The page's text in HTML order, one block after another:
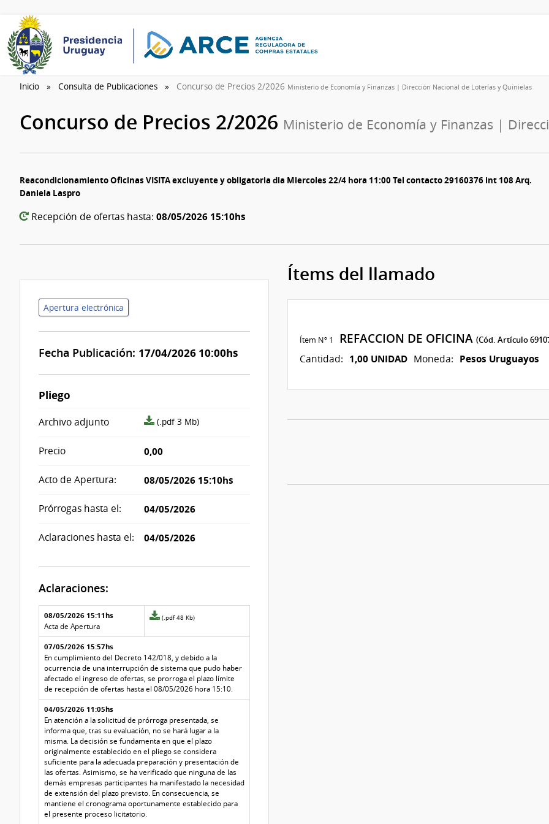
Inicio Consulta de Publicaciones Concurso de Precios 2/2026 Ministerio de Economía y Finanzas | Dirección Nacional de Loterías y Quinielas
Concurso de Precios 2/2026 Ministerio de Economía y Finanzas |
Reacondicionamiento Oficinas VISITA excluyente y obligatoria dia Miercoles 22/4 hora 11:00 Tel contacto 29160376 int 108 Arq.
Daniela Laspro
Recepción de ofertas hasta: 08/05/2026 15:10hs
Apertura electrónica
Fecha Publicación: 17/04/2026 10:00hs
Pliego
Archivo adjunto
archivo
(.pdf 3 Mb)
Precio 0,00
Acto de Apertura: 08/05/2026 15:10hs
Prórrogas hasta el: 04/05/2026
Aclaraciones hasta el: 04/05/2026
Aclaraciones:
Aclaraciones del llamado
Fecha y
texto de
la
aclaración
Archivo
de la
aclaración
08/05/2026 15:11hs
Acta de Apertura
Archivo
de
aclaración
Nº
4
(.pdf 48 Kb)
07/05/2026 15:57hs
En cumplimiento del Decreto 142/018, y debido a la
ocurrencia de una interrupción de sistema que pudo haber
afectado el ingreso de ofertas, se prorroga el plazo límite
de recepción de ofertas hasta el 08/05/2026 hora 15:10.
04/05/2026 11:05hs
En atención a la solicitud de prórroga presentada, se
informa que, tras su evaluación, no se hará lugar a la
misma. La decisión se fundamenta en que el plazo
originalmente establecido en el pliego se considera
suficiente para la adecuada preparación y presentación de
las ofertas. Asimismo, se ha verificado que ninguna de las
demás empresas participantes ha manifestado la necesidad
de extensión del plazo previsto. En consecuencia, se
mantiene el cronograma oportunamente establecido para
el presente proceso licitatorio.
Ítems del llamado
Ítem Nº 1 REFACCION DE OFICINA (Cód. Artículo
Cantidad: 1,00 UNIDAD Moneda: Pesos Uruguayos